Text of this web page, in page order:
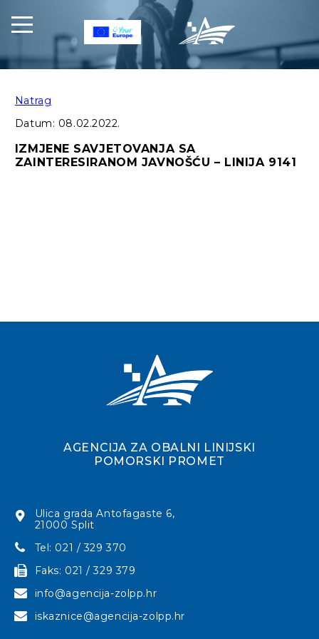
Natrag
Datum: 08.02.2022.
IZMJENE SAVJETOVANJA SA
ZAINTERESIRANOM JAVNOŠĆU – LINIJA 9141
AGENCIJA ZA OBALNI LINIJSKI
POMORSKI PROMET
Ulica grada Antofagaste 6,
21000 Split
Tel: 021 / 329 370
Faks: 021 / 329 379
info@agencija-zolpp.hr
iskaznice@agencija-zolpp.hr